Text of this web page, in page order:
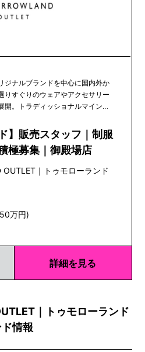
ジナルブランドを中心に国内外か
りすぐりのウェアやアクセサリー
開。トラディッショナルマインド
】販売スタッフ｜制服
極募集｜御殿場店
OUTLET｜
トゥモローランド
万円)
詳細を見る
｜トゥモローランド
情報